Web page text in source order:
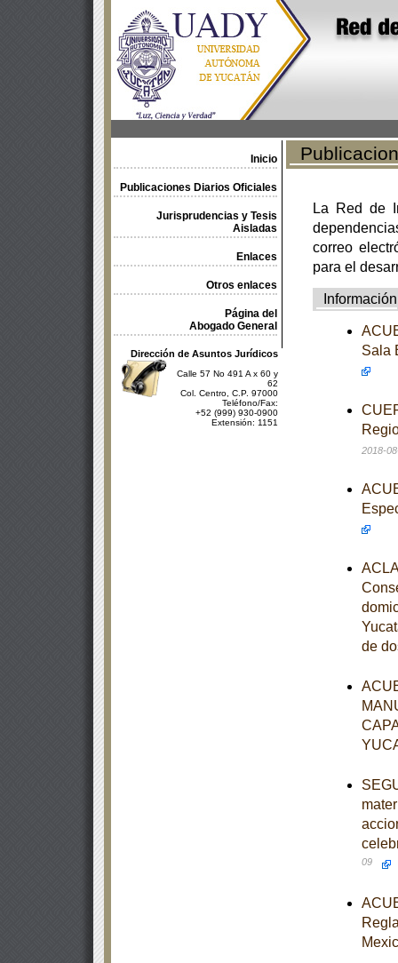
Inicio
Publicaciones Diarios Oficiales
Jurisprudencias y Tesis
Aisladas
Enlaces
Otros enlaces
Página del
Abogado General
Dirección de Asuntos Jurídicos
Calle 57 No 491 A x 60 y
62
Col. Centro, C.P. 97000
Teléfono/Fax:
+52 (999) 930-0900
Extensión: 1151
La Red de
correo
para el
Información
Sala
2018-
de
09